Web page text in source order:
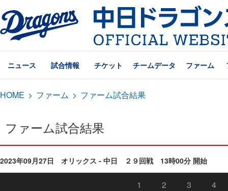
ニュース 試合情報 チケット チームデータ ファーム
HOME > ファーム > ファーム試合結果
ファーム試合結果
2023年09月27日 オリックス - 中日 ２９回戦 13時00分 開始
1 2 3
4